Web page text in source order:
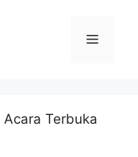
Menu